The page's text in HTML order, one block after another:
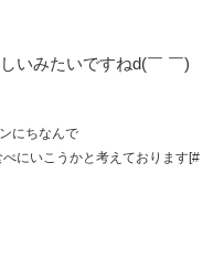
いみたいですねd(￣ ￣)
にちなんで
にいこうかと考えております[#